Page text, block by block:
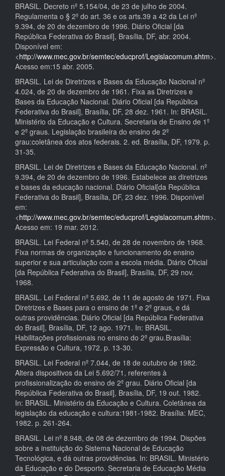
BRASIL. Decreto nº 5.154/04, de 23 de julho de 2004.
Regulamenta o § 2º do art. 36 e os arts.39 a 42 da Lei nº
9.394, de 20 de dezembro de 1996. Diário Oficial [da
República Federativa do Brasil], Brasília, DF, abr. 2004.
Disponível em:
<http://www.mec.gov.br/semtec/educprof/Legislacomum.shtm>.
Acesso em:15 abr. 2005.
BRASIL. Lei de Diretrizes e Bases da Educação Nacional nº
4.024, de 20 de dezembro de 1961. Fixa as Diretrizes e
Bases da Educação Nacional. Diário Oficial [da República
Federativa do Brasil], Brasília, DF, 28 dez. 1961. In: BRASIL.
Ministério da Educação e Cultura. Secretaria de Ensino de 1º
e 2º graus. Legislação brasileira do ensino de 2º
grau:coletânea dos atos federais. 2. ed. Brasília, DF, 1979. p.
31-35.
BRASIL. Lei de Diretrizes e Bases da Educação Nacional. nº
9.394, de 20 de dezembro de 1996. Estabelece as diretrizes
e bases da educação nacional. Diário Oficial[da República
Federativa do Brasil], Brasília, DF, 23 dez. 1996. Disponível
em:
<http://www.mec.gov.br/semtec/educprof/Legislacomum.shtm>.
Acesso em: 19 mar. 2012.
BRASIL. Lei Federal nº 5.540, de 28 de novembro de 1968.
Fixa normas de organização e funcionamento do ensino
superior e sua articulação com a escola média. Diário Oficial
[da República Federativa do Brasil], Brasília, DF, 29 nov.
1968.
BRASIL. Lei Federal nº 5.692, de 11 de agosto de 1971. Fixa
Diretrizes e Bases para o ensino de 1º e 2º graus, e dá
outras providências. Diário Oficial [da República Federativa
do Brasil], Brasília, DF, 12 ago. 1971. In: BRASIL.
Habilitações profissionais no ensino do 2º grau.Brasília:
Expressão e Cultura, 1972. p. 13-30.
BRASIL. Lei Federal nº 7.044, de 18 de outubro de 1982.
Altera dispositivos da Lei 5.692/71, referentes à
profissionalização do ensino de 2º grau. Diário Oficial [da
República Federativa do Brasil], Brasília, DF, 19 out. 1982.
In: BRASIL. Ministério da Educação e Cultura. Coletânea da
legislação da educação e cultura:1981-1982. Brasília: MEC,
1982. p. 261-264.
BRASIL. Lei nº 8.948, de 08 de dezembro de 1994. Dispões
sobre a instituição do Sistema Nacional de Educação
Tecnológica, e dá outras providências. In: BRASIL. Ministério
da Educação e do Desporto. Secretaria de Educação Média